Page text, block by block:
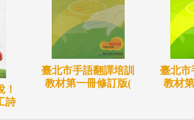
詩
臺北市手語翻譯培訓
教材第一冊修訂版(
臺北市
教材